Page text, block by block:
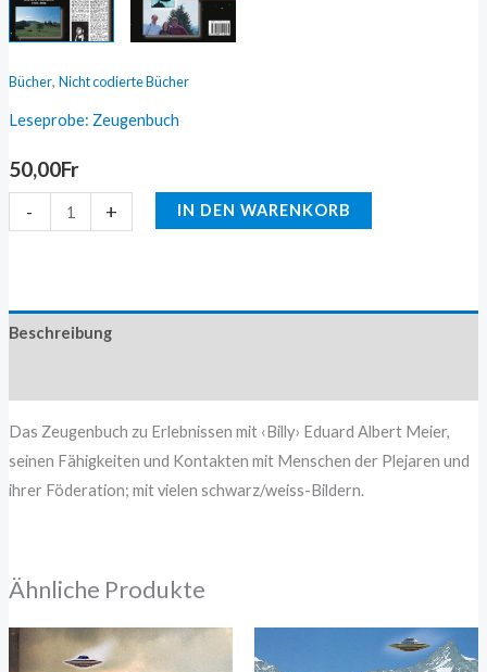
Bücher, Nicht codierte Bücher
Leseprobe: Zeugenbuch
50,00Fr
- + IN DEN WARENKORB
Beschreibung
Das Zeugenbuch zu Erlebnissen mit ‹Billy› Eduard Albert Meier,
seinen Fähigkeiten und Kontakten mit Menschen der Plejaren und
ihrer Föderation; mit vielen schwarz/weiss-Bildern.
Ähnliche Produkte